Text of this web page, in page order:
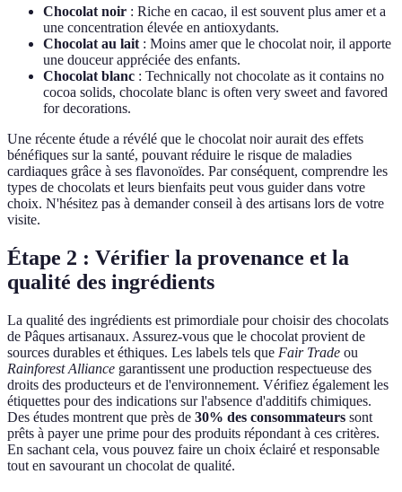
Chocolat noir : Riche en cacao, il est souvent plus amer et a
une concentration élevée en antioxydants.
Chocolat au lait : Moins amer que le chocolat noir, il apporte
une douceur appréciée des enfants.
Chocolat blanc : Technically not chocolate as it contains no
cocoa solids, chocolate blanc is often very sweet and favored
for decorations.
Une récente étude a révélé que le chocolat noir aurait des effets
bénéfiques sur la santé, pouvant réduire le risque de maladies
cardiaques grâce à ses flavonoïdes. Par conséquent, comprendre les
types de chocolats et leurs bienfaits peut vous guider dans votre
choix. N'hésitez pas à demander conseil à des artisans lors de votre
visite.
Étape 2 : Vérifier la provenance et la
qualité des ingrédients
La qualité des ingrédients est primordiale pour choisir des chocolats
de Pâques artisanaux. Assurez-vous que le chocolat provient de
sources durables et éthiques. Les labels tels que Fair Trade ou
Rainforest Alliance garantissent une production respectueuse des
droits des producteurs et de l'environnement. Vérifiez également les
étiquettes pour des indications sur l'absence d'additifs chimiques.
Des études montrent que près de 30% des consommateurs sont
prêts à payer une prime pour des produits répondant à ces critères.
En sachant cela, vous pouvez faire un choix éclairé et responsable
tout en savourant un chocolat de qualité.